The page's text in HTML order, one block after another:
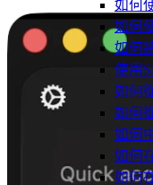
如何
如何
如何
使用
如何
如何
如何
如何
如何